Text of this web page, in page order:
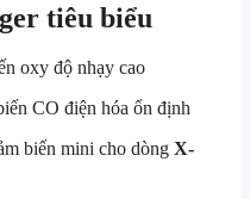
tiêu biểu
oxy độ nhạy cao
CO điện hóa ổn định
biến mini cho dòng X-